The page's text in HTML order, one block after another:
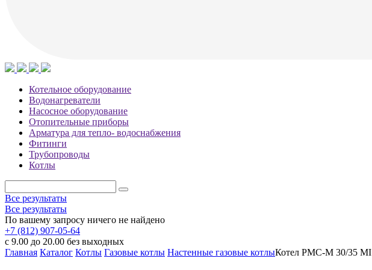
Котельное оборудование
Водонагреватели
Насосное оборудование
Отопительные приборы
Арматура для тепло- водоснабжения
Фитинги
Трубопроводы
Котлы
Все результаты
Все результаты
По вашему запросу ничего не найдено
+7 (812) 907-05-64
с 9.00 до 20.00 без выходных
Главная Каталог Котлы Газовые котлы Настенные газовые котлыКотел PMC-M 30/35 MI